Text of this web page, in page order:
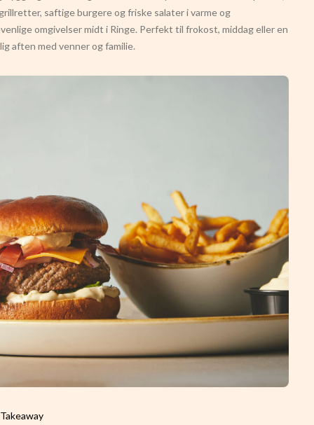
saftige burgere og friske salater i varme og
omgivelser midt i Ringe. Perfekt til frokost, middag eller en
aften med venner og familie.